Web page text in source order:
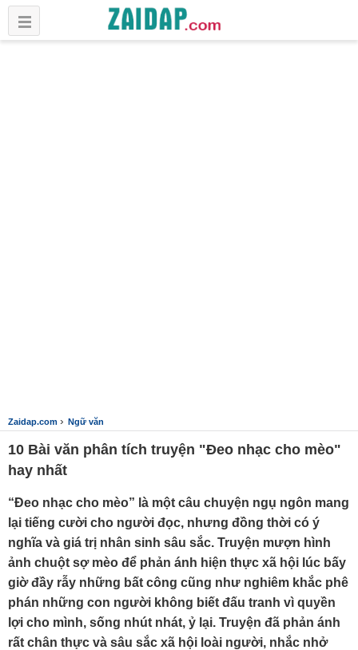
Zaidap.com › Ngữ văn
10 Bài văn phân tích truyện "Đeo nhạc cho mèo"
hay nhất
“Đeo nhạc cho mèo” là một câu chuyện ngụ ngôn mang
lại tiếng cười cho người đọc, nhưng đồng thời có ý
nghĩa và giá trị nhân sinh sâu sắc. Truyện mượn hình
ảnh chuột sợ mèo để phản ánh hiện thực xã hội lúc bấy
giờ đầy rẫy những bất công cũng như nghiêm khắc phê
phán những con người không biết đấu tranh vì quyền
lợi cho mình, sống nhút nhát, ỷ lại. Truyện đã phản ánh
rất chân thực và sâu sắc xã hội loài người, nhắc nhở